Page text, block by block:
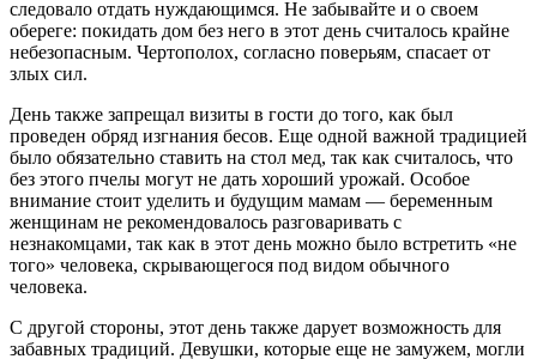
следовало отдать нуждающимся. Не забывайте и о своем
обереге: покидать дом без него в этот день считалось крайне
небезопасным. Чертополох, согласно поверьям, спасает от
злых сил.
День также запрещал визиты в гости до того, как был
проведен обряд изгнания бесов. Еще одной важной традицией
было обязательно ставить на стол мед, так как считалось, что
без этого пчелы могут не дать хороший урожай. Особое
внимание стоит уделить и будущим мамам — беременным
женщинам не рекомендовалось разговаривать с
незнакомцами, так как в этот день можно было встретить «не
того» человека, скрывающегося под видом обычного
человека.
С другой стороны, этот день также дарует возможность для
забавных традиций. Девушки, которые еще не замужем, могли